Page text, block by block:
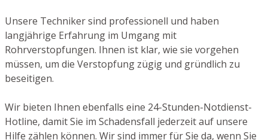
Unsere Techniker sind professionell und haben
langjährige Erfahrung im Umgang mit
Rohrverstopfungen. Ihnen ist klar, wie sie vorgehen
müssen, um die Verstopfung zügig und gründlich zu
beseitigen.
Wir bieten Ihnen ebenfalls eine 24-Stunden-Notdienst-
Hotline, damit Sie im Schadensfall jederzeit auf unsere
Hilfe zählen können. Wir sind immer für Sie da, wenn Sie